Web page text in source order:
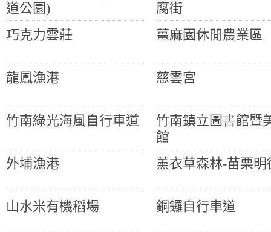
道公園)
腐街
巧克力雲莊
薑麻園休閒農業區
龍鳳漁港 慈雲宮
竹南綠光海風自行車道
竹南鎮立圖書館暨
館
外埔漁港
薰衣草森林-苗栗明
山水米有機稻場 銅鑼自行車道